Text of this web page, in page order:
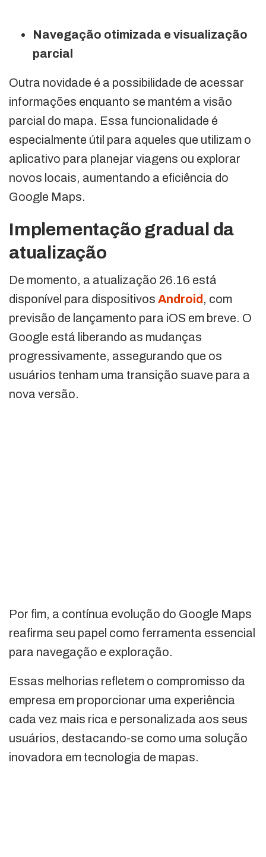
Navegação otimizada e visualização
parcial
Outra novidade é a possibilidade de acessar
informações enquanto se mantém a visão
parcial do mapa. Essa funcionalidade é
especialmente útil para aqueles que utilizam o
aplicativo para planejar viagens ou explorar
novos locais, aumentando a eficiência do
Google Maps.
Implementação gradual da
atualização
De momento, a atualização 26.16 está
disponível para dispositivos Android , com
previsão de lançamento para iOS em breve. O
Google está liberando as mudanças
progressivamente, assegurando que os
usuários tenham uma transição suave para a
nova versão.
Por fim, a contínua evolução do Google Maps
reafirma seu papel como ferramenta essencial
para navegação e exploração.
Essas melhorias refletem o compromisso da
empresa em proporcionar uma experiência
cada vez mais rica e personalizada aos seus
usuários, destacando-se como uma solução
inovadora em tecnologia de mapas.